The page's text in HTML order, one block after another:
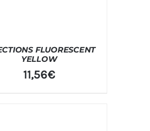
FLUORESCENT
YELLOW
11,56€